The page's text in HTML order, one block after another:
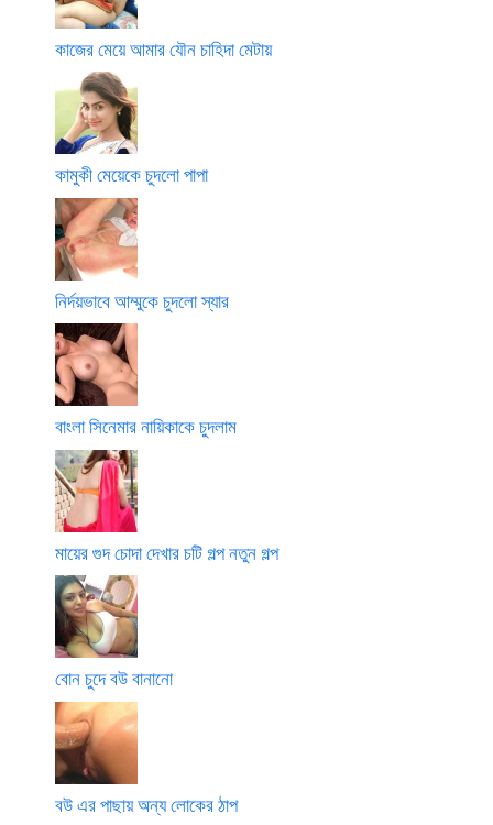
কাজের মেয়ে আমার যৌন চাহিদা মেটায়
কামুকী মেয়েকে চুদলো পাপা
নির্দয়ভাবে আম্মুকে চুদলো স্যার
বাংলা সিনেমার নায়িকাকে চুদলাম
মায়ের গুদ চোদা দেখার চটি গল্প নতুন গল্প
বোন চুদে বউ বানানো
বউ এর পাছায় অন্য লোকের ঠাপ